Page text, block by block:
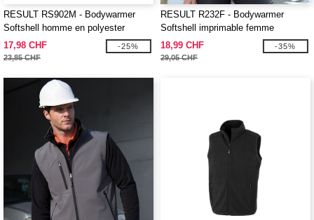
RESULT RS902M - Bodywarmer
Softshell homme en polyester
recyclé
17,98 CHF
23,85 CHF
-25%
RESULT R232F - Bodywarmer
Softshell imprimable femme
18,99 CHF
29,05 CHF
-35%